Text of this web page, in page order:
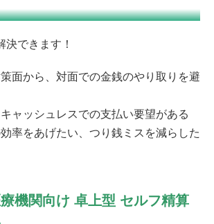
決できます！
面から、対面での金銭のやり取りを避
ャッシュレスでの支払い要望がある
率をあげたい、つり銭ミスを減らした
機関向け 卓上型 セルフ精算